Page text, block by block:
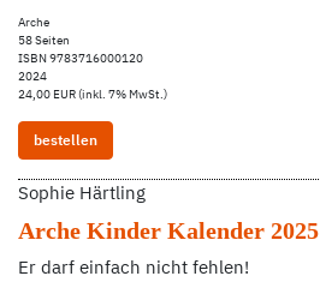
Arche
58 Seiten
ISBN 9783716000120
2024
24,00 EUR (inkl. 7% MwSt.)
bestellen
Sophie Härtling
Arche Kinder Kalender 2025
Er darf einfach nicht fehlen!